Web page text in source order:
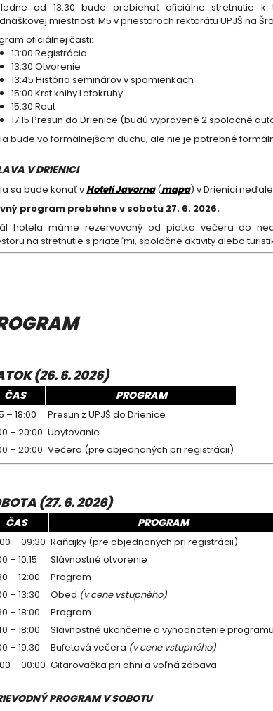
od 13:30 bude prebiehať oficiálne stretnutie
miestnosti M5 v priestoroch rektorátu UPJŠ na
oficiálnej časti:
13:00 Registrácia
13:30 Otvorenie
13:45 História seminárov v spomienkach
15:00 Krst knihy Letokruhy
15:30 Raut
17:15 Presun do Drienice (budú vypravené 2 spoločné
bude vo formálnejšom duchu, ale nie je potrebné
V DRIENICI
sa bude konať vHoteli Javorna(mapa) v Drienici
program prebehne v sobotu 27. 6. 2026.
hotela máme rezervovaný od piatka večera do
na stretnutie s priateľmi, spoločné aktivity alebo
(26. 6. 2026)
ČAS PROGRAM
– 18:00
Presun z UPJŠ do Drienice
– 20:00 Ubytovanie
– 20:00 Večera (pre objednaných pri registrácii)
(27. 6. 2026)
ČAS PROGRAM
– 09:30 Raňajky (pre objednaných pri registrácii)
– 10:15
Slávnostné otvorenie
– 12:00
Program
– 13:30
Obed (v cene vstupného)
– 18:00
Program
– 18:00
Slávnostné ukončenie a vyhodnotenie programu
– 19:30
Bufetová večera (v cene vstupného)
– 00:00 Gitarovačka pri ohni a voľná zábava
PROGRAM V SOBOTU